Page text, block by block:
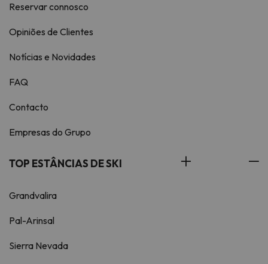
Reservar connosco
Opiniões de Clientes
Notícias e Novidades
FAQ
Contacto
Empresas do Grupo
TOP ESTÂNCIAS DE SKI
Grandvalira
Pal-Arinsal
Sierra Nevada